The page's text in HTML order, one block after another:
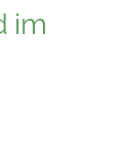
im